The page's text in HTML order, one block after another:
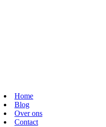
Home
Blog
Over ons
Contact